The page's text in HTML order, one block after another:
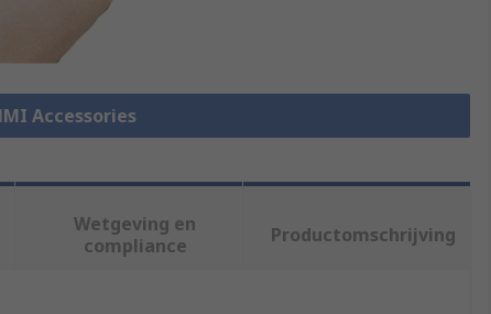
Accessories
Wetgeving en
compliance
Productomschrijving